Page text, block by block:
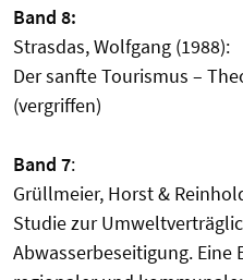
Band 8:
Strasdas, Wolfgang (1988):
Der sanfte Tourismus –
(vergriffen)
Band 7:
Grüllmeier, Horst &
Studie zur
Abwasserbeseitigung. Eine